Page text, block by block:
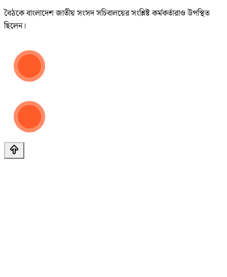
বৈঠকে বাংলাদেশ জাতীয় সংসদ সচিবালয়ের সংশ্লিষ্ট কর্মকর্তারাও উপস্থিত
ছিলেন।